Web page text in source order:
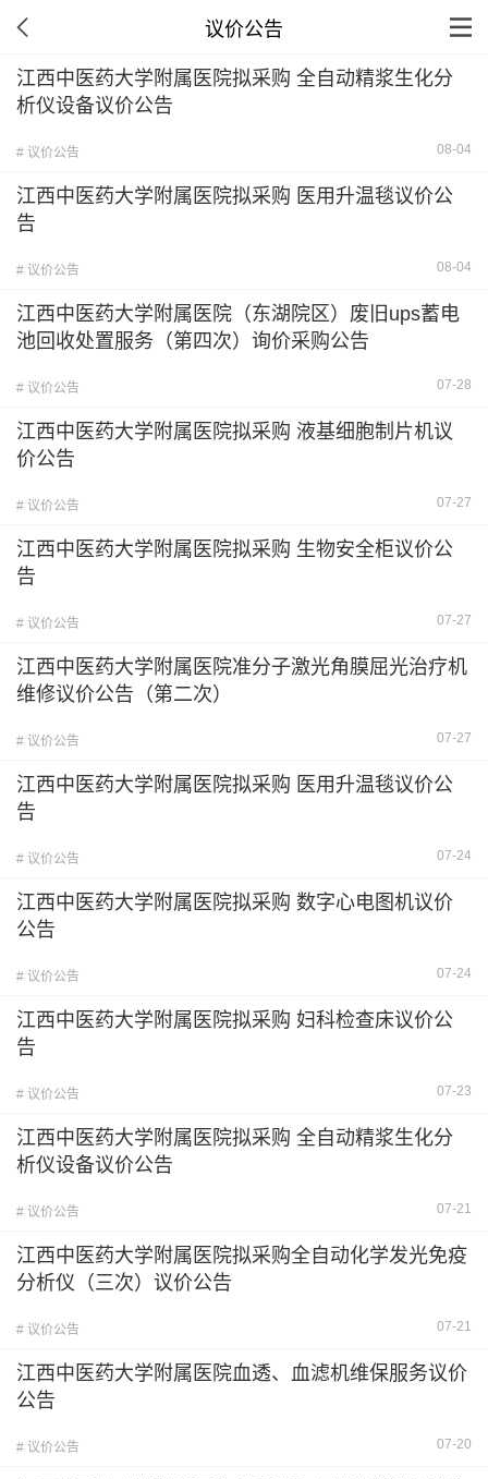
议价公告
江西中医药大学附属医院拟采购 全自动精浆生化分
析仪设备议价公告
# 议价公告 08-04
江西中医药大学附属医院拟采购 医用升温毯议价公
告
# 议价公告 08-04
江西中医药大学附属医院（东湖院区）废旧ups蓄电
池回收处置服务（第四次）询价采购公告
# 议价公告 07-28
江西中医药大学附属医院拟采购 液基细胞制片机议
价公告
# 议价公告 07-27
江西中医药大学附属医院拟采购 生物安全柜议价公
告
# 议价公告 07-27
江西中医药大学附属医院准分子激光角膜屈光治疗机
维修议价公告（第二次）
# 议价公告 07-27
江西中医药大学附属医院拟采购 医用升温毯议价公
告
# 议价公告 07-24
江西中医药大学附属医院拟采购 数字心电图机议价
公告
# 议价公告 07-24
江西中医药大学附属医院拟采购 妇科检查床议价公
告
# 议价公告 07-23
江西中医药大学附属医院拟采购 全自动精浆生化分
析仪设备议价公告
# 议价公告 07-21
江西中医药大学附属医院拟采购全自动化学发光免疫
分析仪（三次）议价公告
# 议价公告 07-21
江西中医药大学附属医院血透、血滤机维保服务议价
公告
# 议价公告 07-20